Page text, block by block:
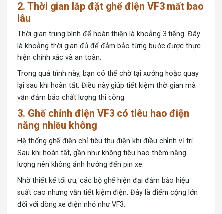
2. Thời gian lắp đặt ghế điện VF3 mất bao
lâu
Thời gian trung bình để hoàn thiện là khoảng 3 tiếng. Đây
là khoảng thời gian đủ để đảm bảo từng bước được thực
hiện chính xác và an toàn.
Trong quá trình này, bạn có thể chờ tại xưởng hoặc quay
lại sau khi hoàn tất. Điều này giúp tiết kiệm thời gian mà
vẫn đảm bảo chất lượng thi công.
3. Ghế chỉnh điện VF3 có tiêu hao điện
năng nhiều không
Hệ thống ghế điện chỉ tiêu thụ điện khi điều chỉnh vị trí.
Sau khi hoàn tất, gần như không tiêu hao thêm năng
lượng nên không ảnh hưởng đến pin xe.
Nhờ thiết kế tối ưu, các bộ ghế hiện đại đảm bảo hiệu
suất cao nhưng vẫn tiết kiệm điện. Đây là điểm cộng lớn
đối với dòng xe điện nhỏ như VF3.